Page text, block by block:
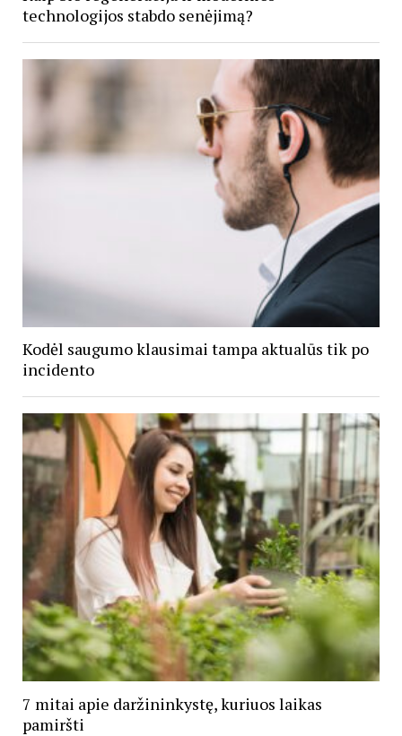
technologijos stabdo senėjimą?
Kodėl saugumo klausimai tampa aktualūs tik po
incidento
7 mitai apie daržininkystę, kuriuos laikas
pamiršti